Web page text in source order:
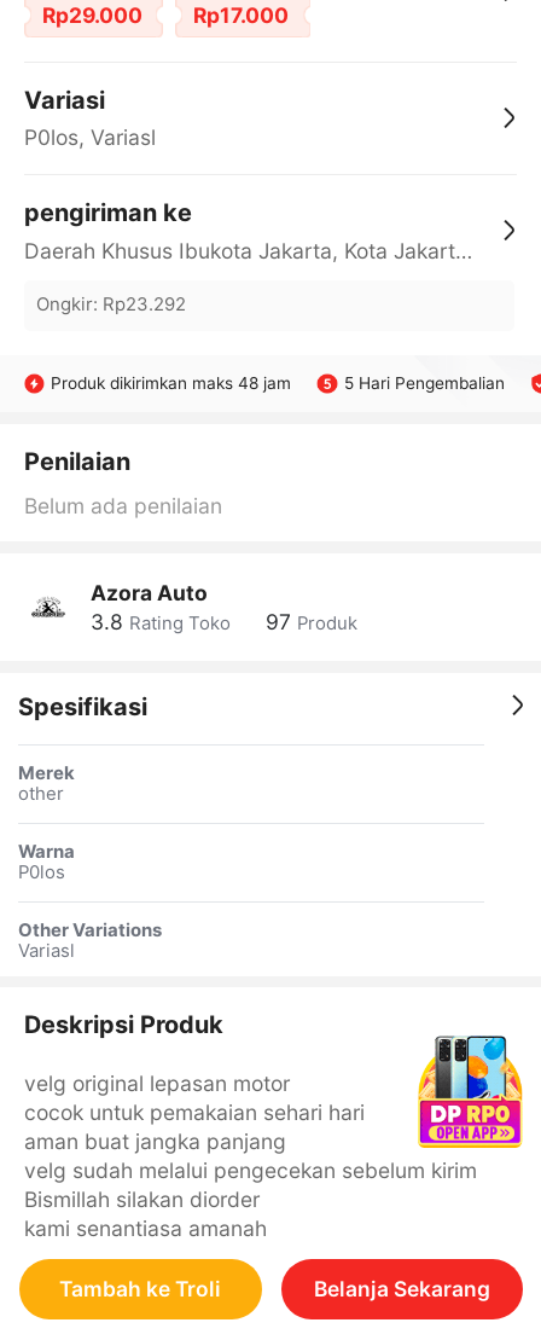
Rp29.000 Rp17.000
Variasi
P0los, Variasl
pengiriman ke
Daerah Khusus Ibukota Jakarta, Kota Jakarta Barat, Cengkareng, yy
Ongkir: Rp23.292
Produk dikirimkan maks 48 jam 5 Hari Pengembalian
Penilaian
Belum ada penilaian
Azora Auto
3.8 Rating Toko 97 Produk
Spesifikasi
Merek
other
Warna
P0los
Other Variations
Variasl
Deskripsi Produk
velg original lepasan motor
cocok untuk pemakaian sehari hari
aman buat jangka panjang
velg sudah melalui pengecekan sebelum kirim
Bismillah silakan diorder
kami senantiasa amanah
Tambah ke Troli Belanja Sekarang